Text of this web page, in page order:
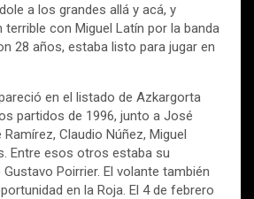
a los grandes allá y acá, y
con Miguel Latín por la banda
28 años, estaba listo para jugar en
en el listado de Azkargorta
partidos de 1996, junto a José
Claudio Núñez, Miguel
Entre esos otros estaba su
Poirrier. El volante también
en la Roja. El 4 de febrero